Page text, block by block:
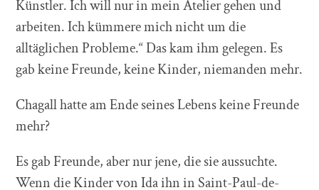
Künstler. Ich will nur in mein Atelier gehen und
arbeiten. Ich kümmere mich nicht um die
alltäglichen Probleme.“ Das kam ihm gelegen. Es
gab keine Freunde, keine Kinder, niemanden mehr.
Chagall hatte am Ende seines Lebens keine Freunde
mehr?
Es gab Freunde, aber nur jene, die sie aussuchte.
Wenn die Kinder von Ida ihn in Saint-Paul-de-